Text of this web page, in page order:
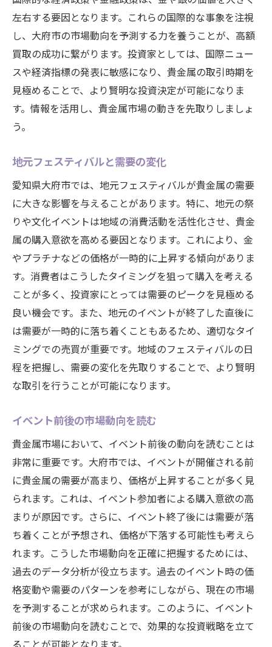
左右する要因となります。これらの国際的な事象を注視
し、大府市の市場動向を予測する力を養うことが、高額
買取の成功に繋がります。投資家としては、国際ニュー
スや経済指標の発表に敏感になり、貴金属の取引時期を
見極めることで、より賢明な投資決定が可能になりま
す。情報を活用し、貴金属市場の動きを先取りしましょ
う。
地元フェスティバルと需要の変化
愛知県大府市では、地元フェスティバルが貴金属の需要
に大きな影響を与えることがあります。特に、地元の祭
りや文化イベントは地域の消費活動を活性化させ、貴金
属の購入意欲を高める要因となります。これにより、金
やプラチナなどの価格が一時的に上昇する傾向がありま
す。消費者はこうしたタイミングを狙って購入を考える
ことが多く、投資家にとっては需要のピークを見極める
良い機会です。また、地元のイベントが終了した直後に
は需要が一時的に落ち着くこともあるため、適切なタイ
ミングでの売買が重要です。地域のフェスティバルの日
程を把握し、需要の変化を先取りすることで、より賢明
な取引を行うことが可能になります。
イベント前後の市場動向を読む
貴金属市場において、イベント前後の動向を読むことは
非常に重要です。大府市では、イベントが開催される前
に貴金属の需要が高まり、価格が上昇することが多く見
られます。これは、イベント参加者による購入意欲の高
まりが原因です。さらに、イベント終了後には需要が落
ち着くことが予想され、価格が下落する可能性も考えら
れます。こうした市場動向を正確に把握するためには、
過去のデータ分析が役立ちます。過去のイベント時の価
格変動や需要のパターンを参考にしながら、現在の市場
を予測することが求められます。このように、イベント
前後の市場動向を読むことで、効果的な投資戦略を立て
ることが可能となります。